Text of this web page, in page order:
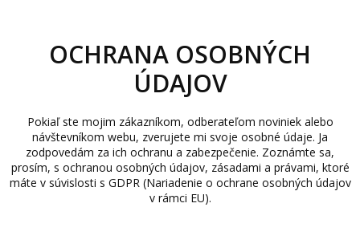
OCHRANA OSOBNÝCH
ÚDAJOV
Pokiaľ ste mojim zákazníkom, odberateľom noviniek alebo
návštevníkom webu, zverujete mi svoje osobné údaje. Ja
zodpovedám za ich ochranu a zabezpečenie. Zoznámte sa,
prosím, s ochranou osobných údajov, zásadami a právami, ktoré
máte v súvislosti s GDPR (Nariadenie o ochrane osobných údajov
v rámci EU).